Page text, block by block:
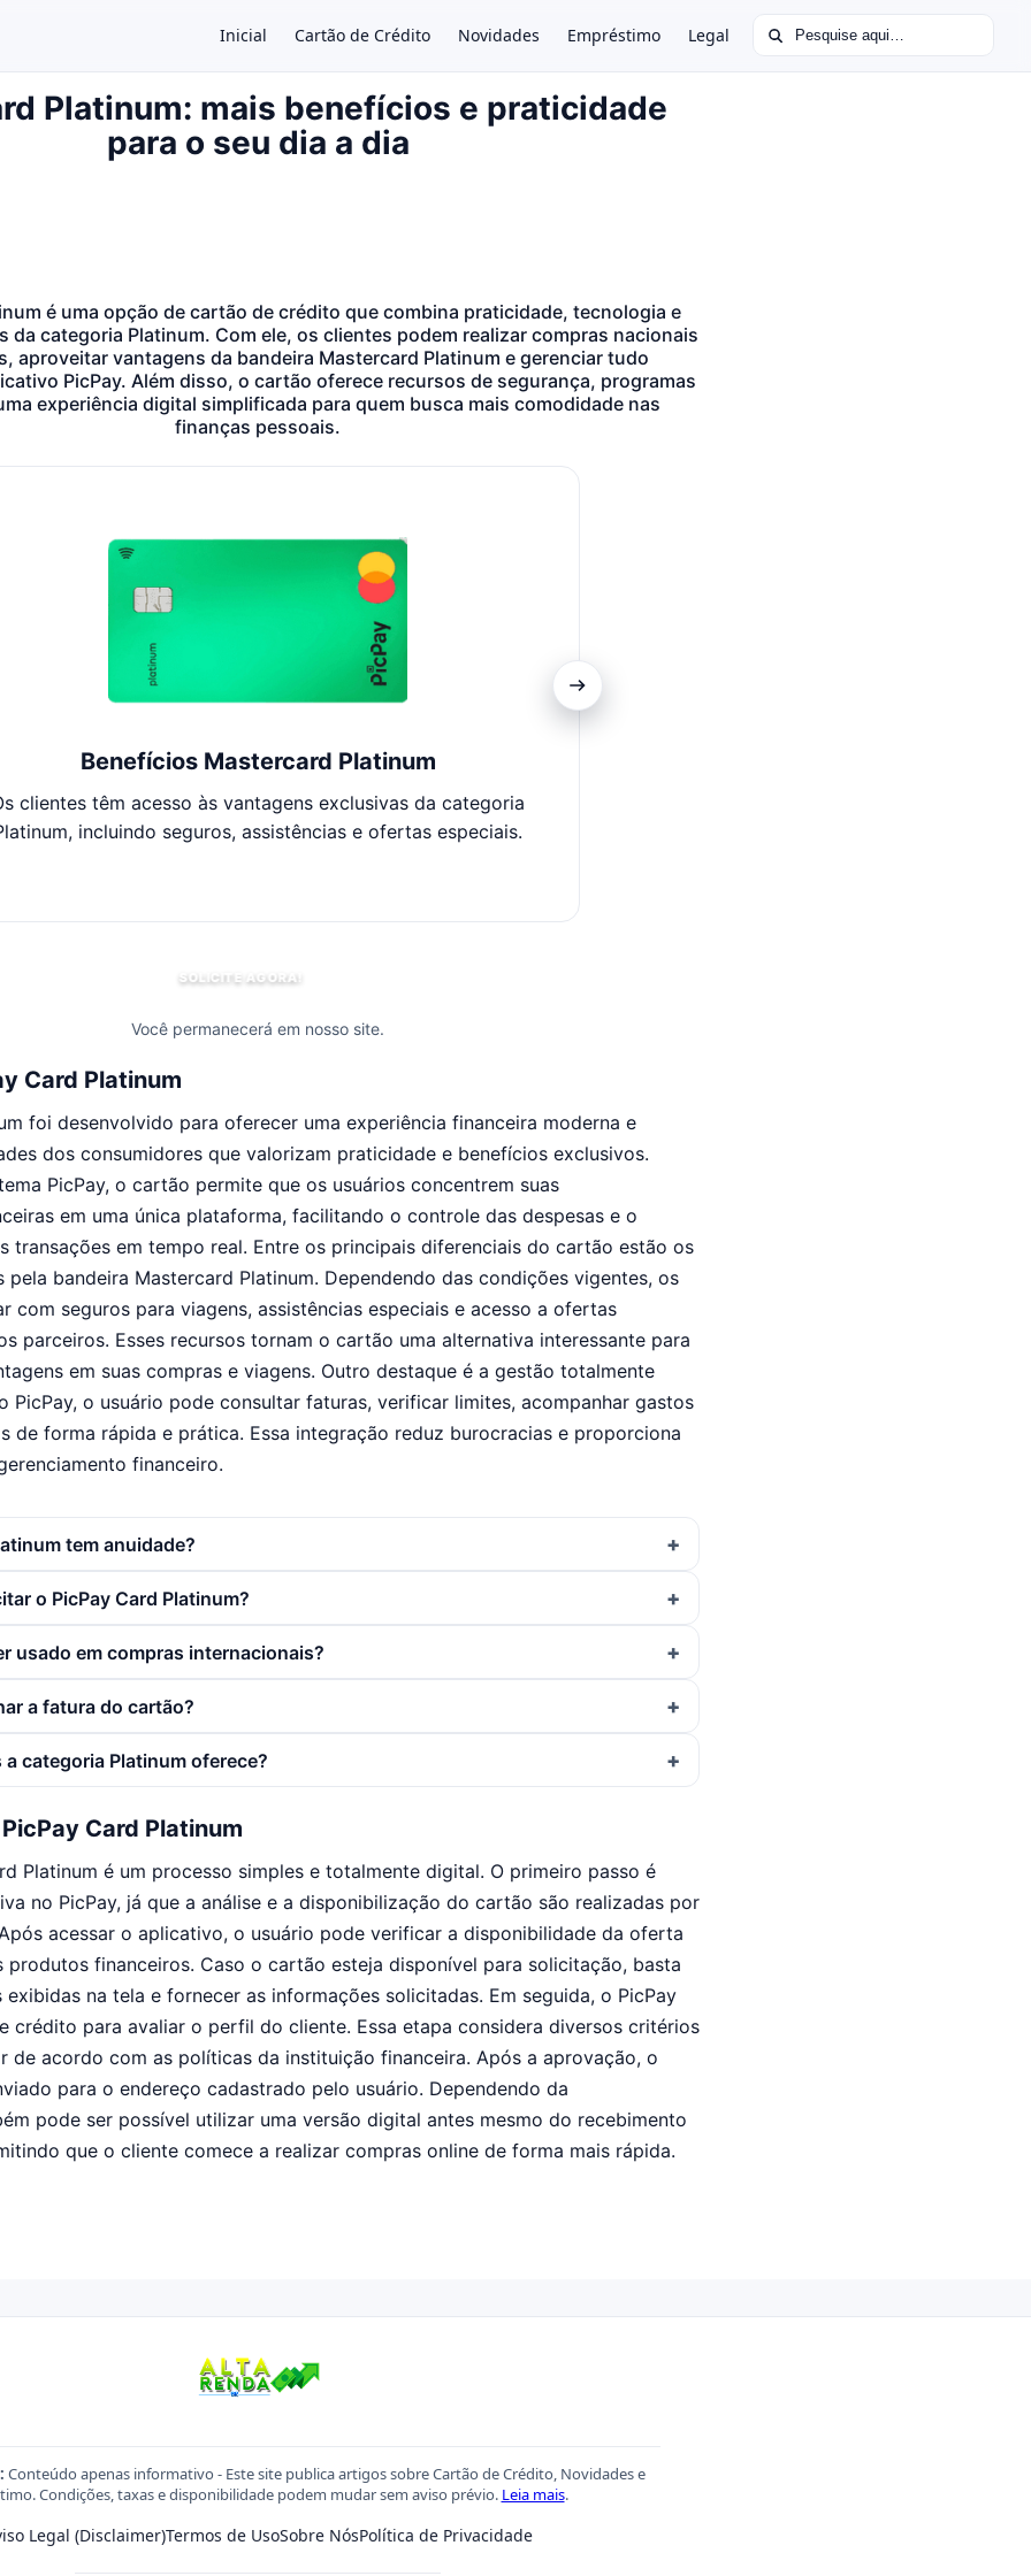
Inicial Cartão de Crédito Novidades Empréstimo Legal Buscar por:
×
Platinum: mais benefícios e praticidade
para o seu dia a dia
é uma opção de cartão de crédito que combina praticidade, tecnologia e
da categoria Platinum. Com ele, os clientes podem realizar compras nacionais
aproveitar vantagens da bandeira Mastercard Platinum e gerenciar tudo
PicPay. Além disso, o cartão oferece recursos de segurança, programas
experiência digital simplificada para quem busca mais comodidade nas
finanças pessoais.
Benefícios Mastercard Platinum
clientes têm acesso às vantagens exclusivas da categoria
incluindo seguros, assistências e ofertas especiais.
SOLICITE AGORA!
Você permanecerá em nosso site.
Card Platinum
foi desenvolvido para oferecer uma experiência financeira moderna e
dos consumidores que valorizam praticidade e benefícios exclusivos.
PicPay, o cartão permite que os usuários concentrem suas
em uma única plataforma, facilitando o controle das despesas e o
transações em tempo real. Entre os principais diferenciais do cartão estão os
bandeira Mastercard Platinum. Dependendo das condições vigentes, os
com seguros para viagens, assistências especiais e acesso a ofertas
parceiros. Esses recursos tornam o cartão uma alternativa interessante para
em suas compras e viagens. Outro destaque é a gestão totalmente
PicPay, o usuário pode consultar faturas, verificar limites, acompanhar gastos
de forma rápida e prática. Essa integração reduz burocracias e proporciona
financeiro.
tem anuidade?
o PicPay Card Platinum?
usado em compras internacionais?
a fatura do cartão?
categoria Platinum oferece?
Card Platinum
Platinum é um processo simples e totalmente digital. O primeiro passo é
no PicPay, já que a análise e a disponibilização do cartão são realizadas por
acessar o aplicativo, o usuário pode verificar a disponibilidade da oferta
produtos financeiros. Caso o cartão esteja disponível para solicitação, basta
na tela e fornecer as informações solicitadas. Em seguida, o PicPay
crédito para avaliar o perfil do cliente. Essa etapa considera diversos critérios
de acordo com as políticas da instituição financeira. Após a aprovação, o
para o endereço cadastrado pelo usuário. Dependendo da
pode ser possível utilizar uma versão digital antes mesmo do recebimento
que o cliente comece a realizar compras online de forma mais rápida.
Conteúdo apenas informativo - Este site publica artigos sobre Cartão de Crédito, Novidades e
Condições, taxas e disponibilidade podem mudar sem aviso prévio. Leia mais.
Legal (Disclaimer)Termos de UsoSobre NósPolítica de Privacidade